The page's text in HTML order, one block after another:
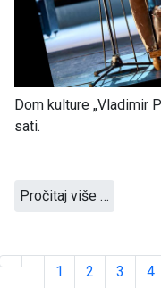
Dom kulture „Vladimir
sati.
Pročitaj više …
1 2 3 4